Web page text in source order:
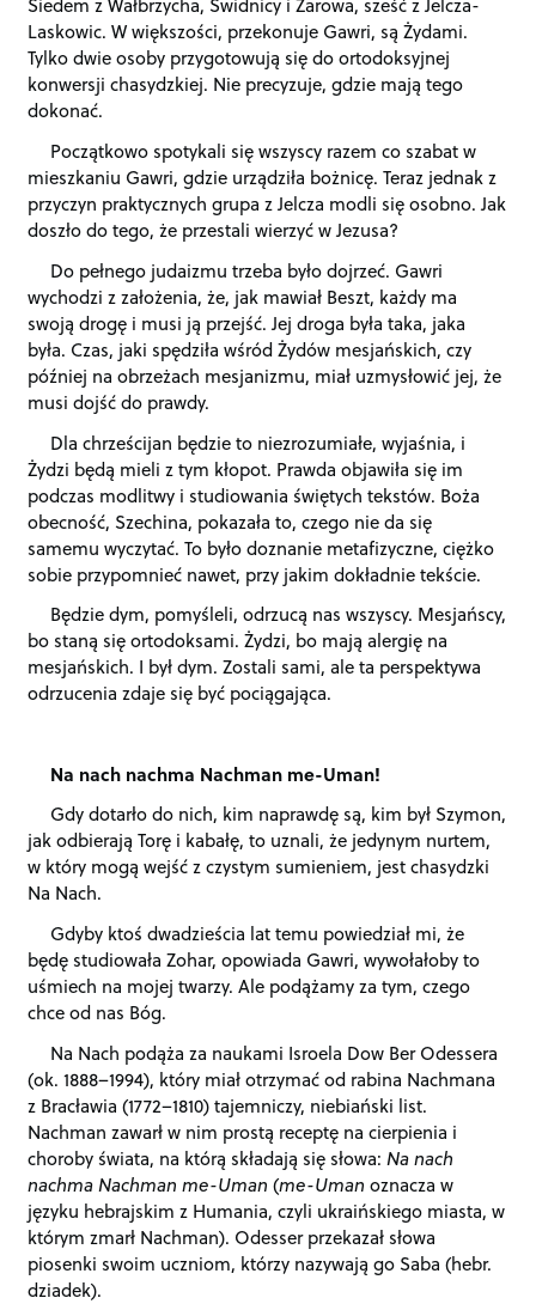
Siedem z Wałbrzycha, Świdnicy i Żarowa, sześć z Jelcza-
Laskowic. W większości, przekonuje Gawri, są Żydami.
Tylko dwie osoby przygotowują się do ortodoksyjnej
konwersji chasydzkiej. Nie precyzuje, gdzie mają tego
dokonać.
Początkowo spotykali się wszyscy razem co szabat w
mieszkaniu Gawri, gdzie urządziła bożnicę. Teraz jednak z
przyczyn praktycznych grupa z Jelcza modli się osobno. Jak
doszło do tego, że przestali wierzyć w Jezusa?
Do pełnego judaizmu trzeba było dojrzeć. Gawri
wychodzi z założenia, że, jak mawiał Beszt, każdy ma
swoją drogę i musi ją przejść. Jej droga była taka, jaka
była. Czas, jaki spędziła wśród Żydów mesjańskich, czy
później na obrzeżach mesjanizmu, miał uzmysłowić jej, że
musi dojść do prawdy.
Dla chrześcijan będzie to niezrozumiałe, wyjaśnia, i
Żydzi będą mieli z tym kłopot. Prawda objawiła się im
podczas modlitwy i studiowania świętych tekstów. Boża
obecność, Szechina, pokazała to, czego nie da się
samemu wyczytać. To było doznanie metafizyczne, ciężko
sobie przypomnieć nawet, przy jakim dokładnie tekście.
Będzie dym, pomyśleli, odrzucą nas wszyscy. Mesjańscy,
bo staną się ortodoksami. Żydzi, bo mają alergię na
mesjańskich. I był dym. Zostali sami, ale ta perspektywa
odrzucenia zdaje się być pociągająca.
Na nach nachma Nachman me-Uman!
Gdy dotarło do nich, kim naprawdę są, kim był Szymon,
jak odbierają Torę i kabałę, to uznali, że jedynym nurtem,
w który mogą wejść z czystym sumieniem, jest chasydzki
Na Nach.
Gdyby ktoś dwadzieścia lat temu powiedział mi, że
będę studiowała Zohar, opowiada Gawri, wywołałoby to
uśmiech na mojej twarzy. Ale podążamy za tym, czego
chce od nas Bóg.
Na Nach podąża za naukami Isroela Dow Ber Odessera
(ok. 1888–1994), który miał otrzymać od rabina Nachmana
z Bracławia (1772–1810) tajemniczy, niebiański list.
Nachman zawarł w nim prostą receptę na cierpienia i
choroby świata, na którą składają się słowa:Na nach
nachma Nachman me-Uman(me-Uman oznacza w
języku hebrajskim z Humania, czyli ukraińskiego miasta, w
którym zmarł Nachman). Odesser przekazał słowa
piosenki swoim uczniom, którzy nazywają go Saba (hebr.
dziadek).